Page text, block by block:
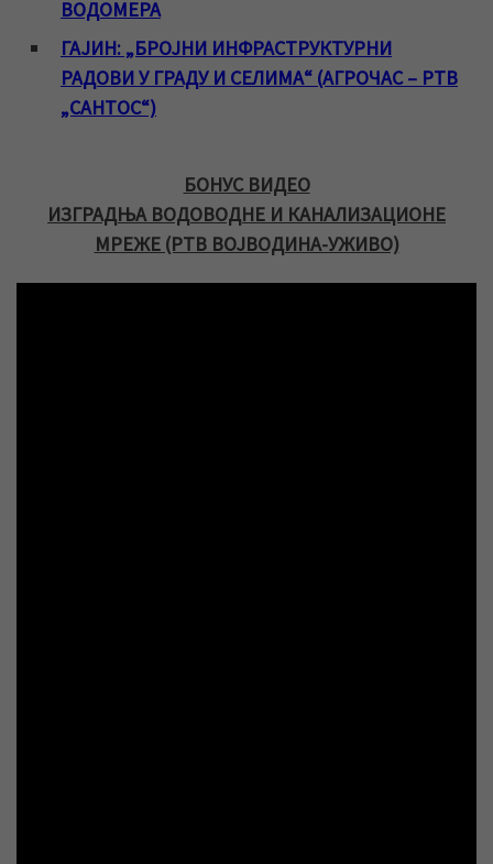
ВОДОМЕРА
ГАЈИН: „БРОЈНИ ИНФРАСТРУКТУРНИ
РАДОВИ У ГРАДУ И СЕЛИМА“ (АГРОЧАС – РТВ
„САНТОС“)
БОНУС ВИДЕО
ИЗГРАДЊА ВОДОВОДНЕ И КАНАЛИЗАЦИОНЕ
МРЕЖЕ (РТВ ВОЈВОДИНА-УЖИВО)